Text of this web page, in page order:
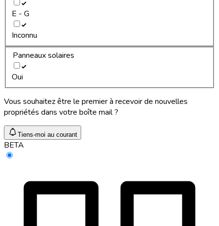
E - G
Inconnu
Panneaux solaires
Oui
Vous souhaitez être le premier à recevoir de nouvelles
propriétés dans votre boîte mail ?
Tiens-moi au courant
BETA